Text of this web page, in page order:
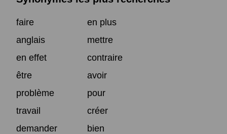
faire
en plus
anglais
mettre
en effet
contraire
être
avoir
problème
pour
travail
créer
demander
bien